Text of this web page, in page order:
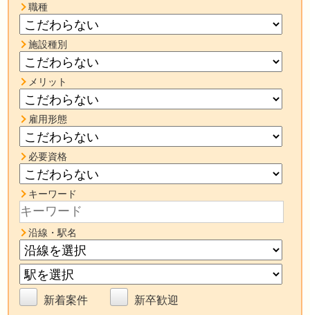
職種
施設種別
メリット
雇用形態
必要資格
キーワード
沿線・駅名
新着案件 新卒歓迎